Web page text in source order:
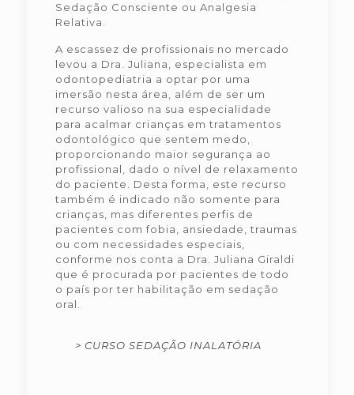
Sedação Consciente ou Analgesia
Relativa.
A escassez de profissionais no mercado
levou a Dra. Juliana, especialista em
odontopediatria a optar por uma
imersão nesta área, além de ser um
recurso valioso na sua especialidade
para acalmar crianças em tratamentos
odontológico que sentem medo,
proporcionando maior segurança ao
profissional, dado o nível de relaxamento
do paciente. Desta forma, este recurso
também é indicado não somente para
crianças, mas diferentes perfis de
pacientes com fobia, ansiedade, traumas
ou com necessidades especiais,
conforme nos conta a Dra. Juliana Giraldi
que é procurada por pacientes de todo
o país por ter habilitação em sedação
oral.
> CURSO SEDAÇÃO INALATÓRIA